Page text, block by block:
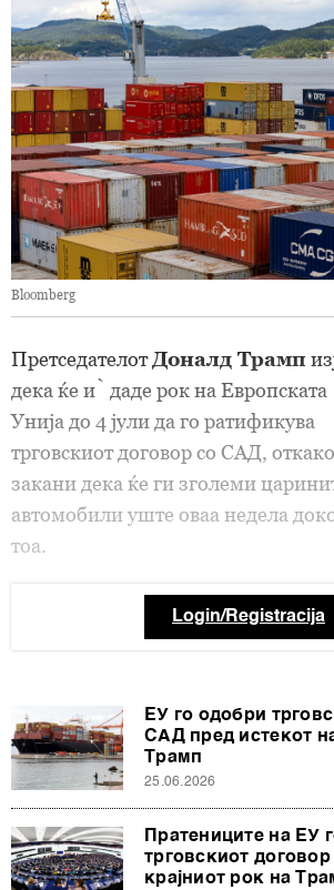
Bloomberg
ПретседателотДоналд Трамп
дека ќе ѝ даде рок на Европската
Унија до 4 јули да го ратификува
трговскиот договор со САД,
закани дека ќе ги зголеми
автомобили уште оваа недела
тоа.
Login/Registracija
ЕУ го одобри
САД пред истекот
Трамп
25.06.2026
Пратениците на ЕУ
трговскиот
крајниот рок на